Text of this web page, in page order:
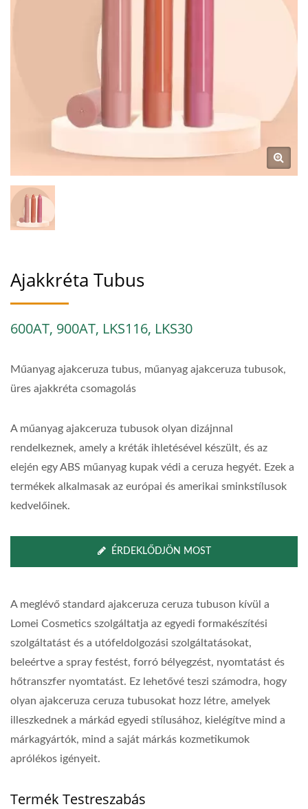
FENNTARTHATÓSÁG
JÖVŐJE | LOMEI
Ajakkréta Tubus
600AT, 900AT, LKS116, LKS30
Műanyag ajakceruza tubus, műanyag ajakceruza tubusok,
üres ajakkréta csomagolás
A műanyag ajakceruza tubusok olyan dizájnnal
rendelkeznek, amely a kréták ihletésével készült, és az
elején egy ABS műanyag kupak védi a ceruza hegyét. Ezek a
termékek alkalmasak az európai és amerikai sminkstílusok
kedvelőinek.
ÉRDEKLŐDJÖN MOST
A meglévő standard ajakceruza ceruza tubuson kívül a
Lomei Cosmetics szolgáltatja az egyedi formakészítési
szolgáltatást és a utófeldolgozási szolgáltatásokat,
beleértve a spray festést, forró bélyegzést, nyomtatást és
hőtranszfer nyomtatást. Ez lehetővé teszi számodra, hogy
olyan ajakceruza ceruza tubusokat hozz létre, amelyek
illeszkednek a márkád egyedi stílusához, kielégítve mind a
márkagyártók, mind a saját márkás kozmetikumok
aprólékos igényeit.
Termék Testreszabás